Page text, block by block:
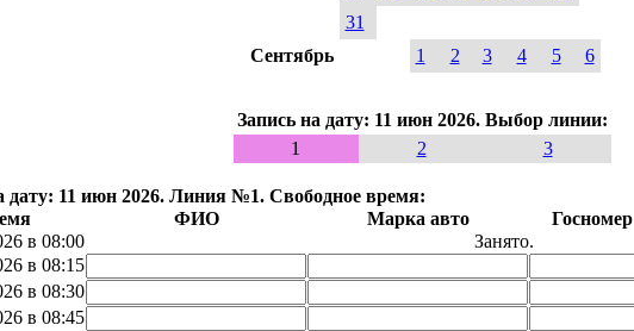
31
Сентябрь
1 2 3 4 5 6
Запись на дату: 11 июн 2026. Выбор линии:
1
2 3
дату: 11 июн 2026. Линия №1. Свободное время:
ФИО Марка авто Госномер
в 08:00
Занято.
в 08:15
в 08:30
в 08:45